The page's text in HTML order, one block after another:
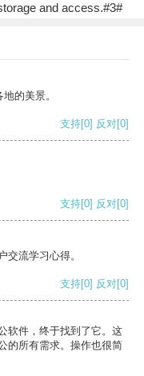
and access.#3#
的美景。
支持[0] 反对[0]
支持[0] 反对[0]
交流学习心得。
支持[0] 反对[0]
软件，终于找到了它。这
的所有需求。操作也很简